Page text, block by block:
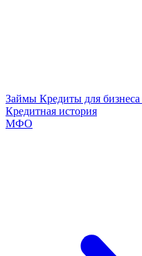
Займы Кредиты для бизнеса
Кредитная история
МФО